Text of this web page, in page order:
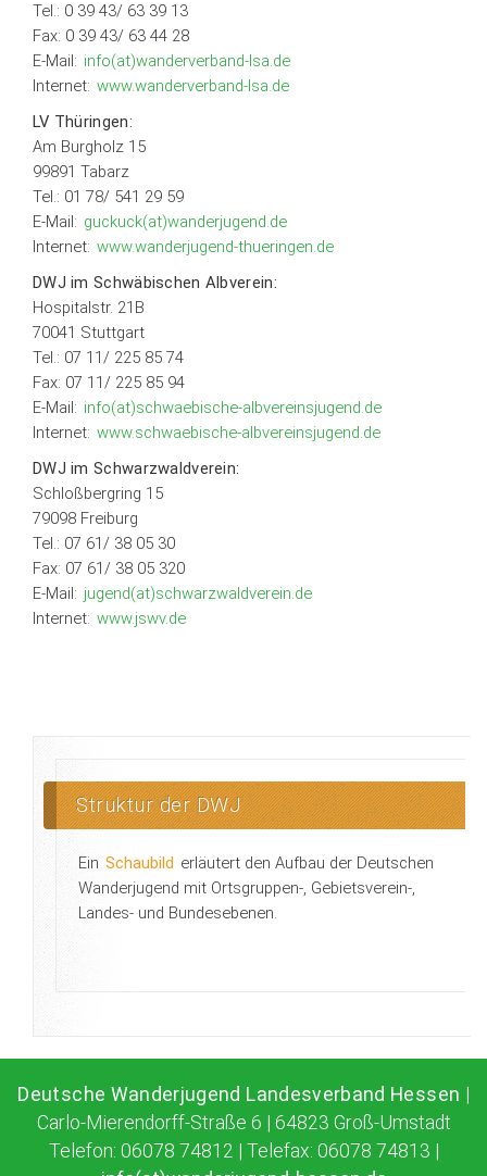
Tel.: 0 39 43/ 63 39 13
Fax: 0 39 43/ 63 44 28
E-Mail: info(at)wanderverband-lsa.de
Internet: www.wanderverband-lsa.de
LV Thüringen:
Am Burgholz 15
99891 Tabarz
Tel.: 01 78/ 541 29 59
E-Mail: guckuck(at)wanderjugend.de
Internet: www.wanderjugend-thueringen.de
DWJ im Schwäbischen Albverein:
Hospitalstr. 21B
70041 Stuttgart
Tel.: 07 11/ 225 85 74
Fax: 07 11/ 225 85 94
E-Mail: info(at)schwaebische-albvereinsjugend.de
Internet: www.schwaebische-albvereinsjugend.de
DWJ im Schwarzwaldverein:
Schloßbergring 15
79098 Freiburg
Tel.: 07 61/ 38 05 30
Fax: 07 61/ 38 05 320
E-Mail: jugend(at)schwarzwaldverein.de
Internet: www.jswv.de
Struktur der DWJ
Ein Schaubild erläutert den Aufbau der Deutschen
Wanderjugend mit Ortsgruppen-, Gebietsverein-,
Landes- und Bundesebenen.
Deutsche Wanderjugend Landesverband Hessen
Carlo-Mierendorff-Straße 6 | 64823 Groß-Umstadt
Telefon: 06078 74812 | Telefax: 06078 74813 |